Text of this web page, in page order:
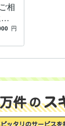
相
産
円